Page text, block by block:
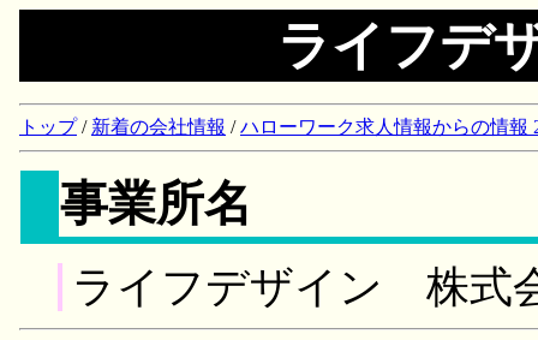
ライフデ
トップ/ 新着の会社情報 /ハローワーク求人情報からの情報
事業所名
ライフデザイン 株式